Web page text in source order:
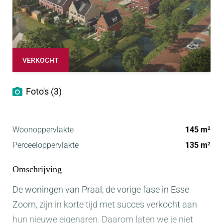
VERKOCHT
Foto's (3)
Woonoppervlakte 145 m2
Perceeloppervlakte 135 m2
Omschrijving
De woningen van Praal, de vorige fase in Esse
Zoom, zijn in korte tijd met succes verkocht aan
hun nieuwe eigenaren. Daarom laten we je niet